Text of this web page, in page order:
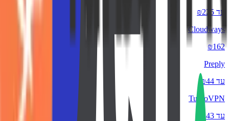
עד ₪225
Cloudways
₪162
Preply
עד ₪44
TurboVPN
עד ₪43